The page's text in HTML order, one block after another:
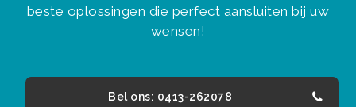
beste oplossingen die perfect aansluiten bij uw
wensen!
Bel ons: 0413-262078